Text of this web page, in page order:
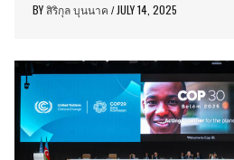
BYสิริกุล บุนนาค / JULY 14, 2025